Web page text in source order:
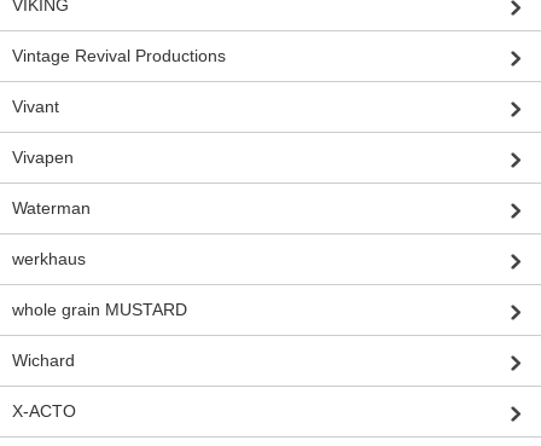
VIKING
Vintage Revival Productions
Vivant
Vivapen
Waterman
werkhaus
whole grain MUSTARD
Wichard
X-ACTO